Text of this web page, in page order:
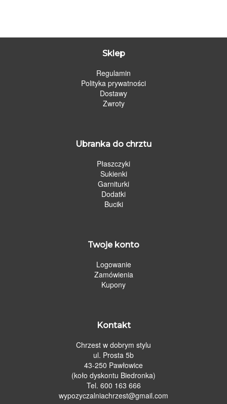
Sklep
Regulamin
Polityka prywatności
Dostawy
Zwroty
Ubranka do chrztu
Płaszczyki
Sukienki
Garniturki
Dodatki
Buciki
Twoje konto
Logowanie
Zamówienia
Kupony
Kontakt
Chrzest w dobrym stylu
ul. Prosta 5b
43-250 Pawłowice
(koło dyskontu Biedronka)
Tel. 600 163 666
wypozyczalniachrzest@gmail.com